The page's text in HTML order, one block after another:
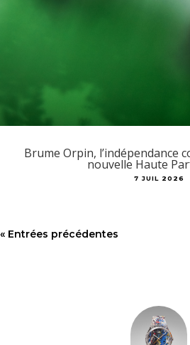
Brume Orpin, l’indépendance
nouvelle Haute
7 JUIL 2026
« Entrées précédentes